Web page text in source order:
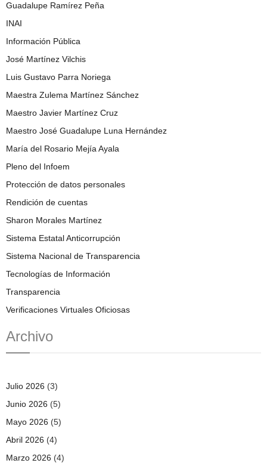
Guadalupe Ramírez Peña
INAI
Información Pública
José Martínez Vilchis
Luis Gustavo Parra Noriega
Maestra Zulema Martínez Sánchez
Maestro Javier Martínez Cruz
Maestro José Guadalupe Luna Hernández
María del Rosario Mejía Ayala
Pleno del Infoem
Protección de datos personales
Rendición de cuentas
Sharon Morales Martínez
Sistema Estatal Anticorrupción
Sistema Nacional de Transparencia
Tecnologías de Información
Transparencia
Verificaciones Virtuales Oficiosas
Archivo
Julio 2026 (3)
Junio 2026 (5)
Mayo 2026 (5)
Abril 2026 (4)
Marzo 2026 (4)